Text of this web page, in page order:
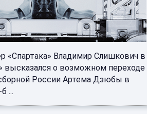
«Спартака» Владимир Слишкович в
высказался о возможном переходе
России Артема Дзюбы в
...